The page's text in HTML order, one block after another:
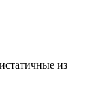
из